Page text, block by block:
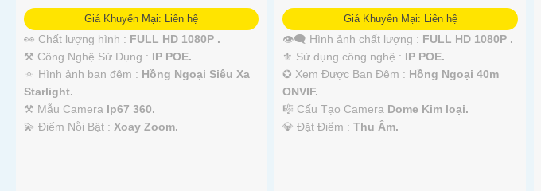
Giá Khuyến Mại: Liên hệ
👀 Chất lượng hình : FULL HD 1080P .
⚒ Công Nghệ Sử Dụng : IP POE.
🔅 Hình ảnh ban đêm : Hồng Ngoại Siêu Xa
Starlight.
⚒ Mẫu Camera Ip67 360.
️💫 Điểm Nỗi Bật : Xoay Zoom.
Giá Khuyến Mại: Liên hệ
👁️‍🗨 Hình ảnh chất lượng : FULL HD 1080P .
⚜️ Sử dụng công nghệ : IP POE.
✪ Xem Được Ban Đêm : Hồng Ngoại 40m
ONVIF.
🎼️ Cấu Tạo Camera Dome Kim loại.
️💎 Đặt Điểm :Thu Âm.